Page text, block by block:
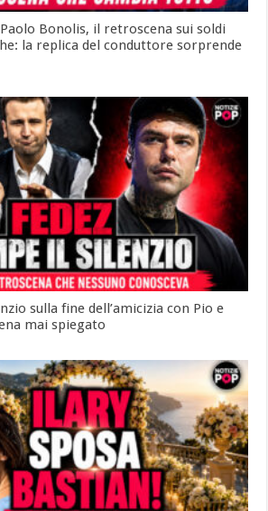
Bonolis, il retroscena sui soldi
la replica del conduttore sorprende
sulla fine dell’amicizia con Pio e
mai spiegato